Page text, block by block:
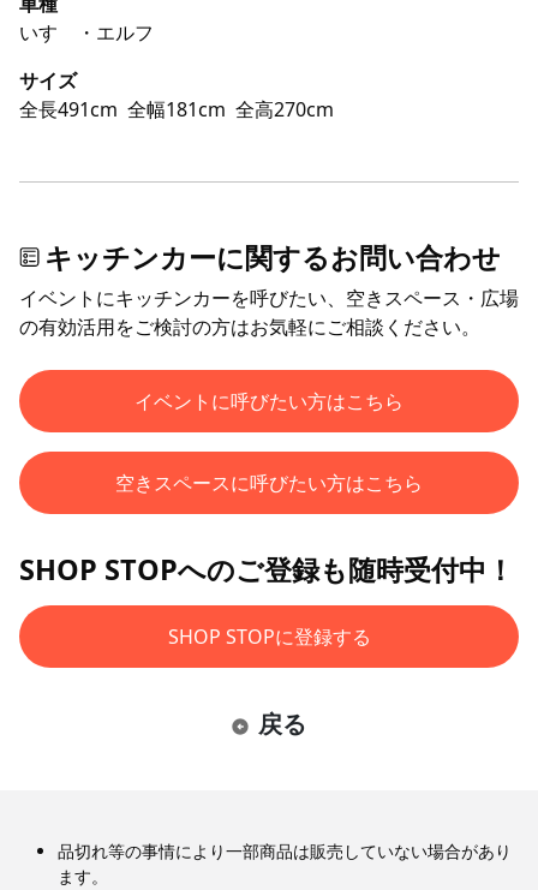
いすゞ・エルフ
サイズ
全長491cm 全幅181cm 全高270cm
キッチンカーに関するお問い合わせ
イベントにキッチンカーを呼びたい、空きスペース・広場
の有効活用をご検討の方はお気軽にご相談ください。
イベントに呼びたい方はこちら
空きスペースに呼びたい方はこちら
SHOP STOPへのご登録も随時受付中！
SHOP STOPに登録する
戻る
品切れ等の事情により一部商品は販売していない場合があり
ます。